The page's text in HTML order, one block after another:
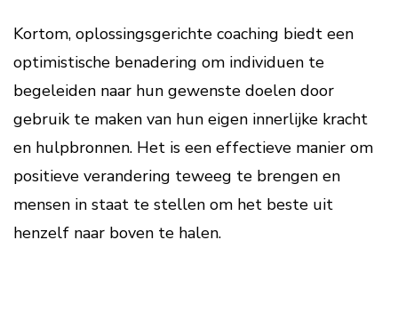
Kortom, oplossingsgerichte coaching biedt een
optimistische benadering om individuen te
begeleiden naar hun gewenste doelen door
gebruik te maken van hun eigen innerlijke kracht
en hulpbronnen. Het is een effectieve manier om
positieve verandering teweeg te brengen en
mensen in staat te stellen om het beste uit
henzelf naar boven te halen.